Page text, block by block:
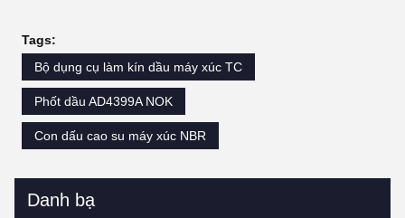
Tags:
Bộ dụng cụ làm kín dầu máy xúc TC
Phốt dầu AD4399A NOK
Con dấu cao su máy xúc NBR
Danh bạ